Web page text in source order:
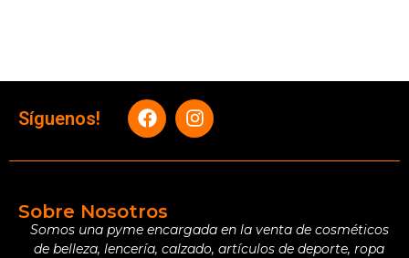
Síguenos!
Sobre Nosotros
Somos una pyme encargada en la venta de cosméticos
de belleza, lencería, calzado, artículos de deporte, ropa